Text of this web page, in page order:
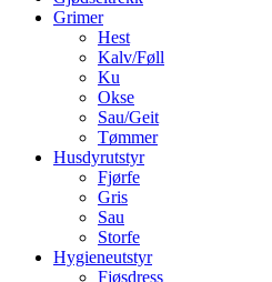
Grimer
Hest
Kalv/Føll
Ku
Okse
Sau/Geit
Tømmer
Husdyrutstyr
Fjørfe
Gris
Sau
Storfe
Hygieneutstyr
Fjøsdress